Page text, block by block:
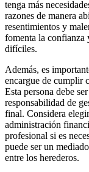
tenga más
razones de manera
resentimientos y
fomenta la confianza
difíciles.
Además, es
encargue de cumplir
Esta persona debe
responsabilidad de
final. Considera
administración
profesional si es
puede ser un
entre los herederos.